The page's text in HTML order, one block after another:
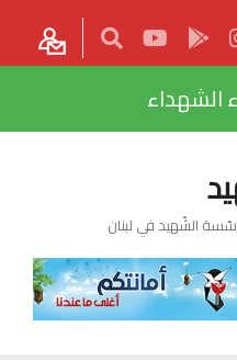
الشهداء
الشّهيد في لبنان